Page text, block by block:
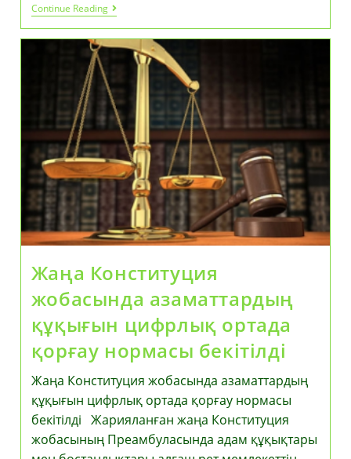
Continue ReadingӘділетті
Қазақстан,
Заң
Мен
Тәртіп,
Табиғатқа
Ұқыпты
Қарау
Жаңа
Конституция
Преамбуласынан
Көрініс
Тапты
Жаңа Конституция
жобасында азаматтардың
құқығын цифрлық ортада
қорғау нормасы бекітілді
Жаңа Конституция жобасында азаматтардың
құқығын цифрлық ортада қорғау нормасы
бекітілді Жарияланған жаңа Конституция
жобасының Преамбуласында адам құқықтары